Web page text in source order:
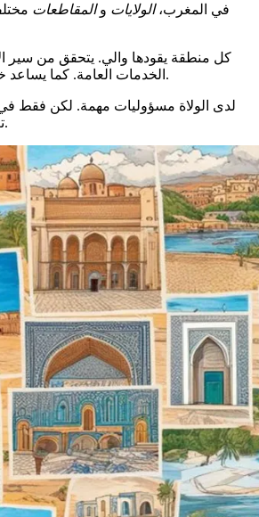
في المغرب،الولايات والمقاطعات
كل منطقة يقودها والي. يتحقق من سير
الخدمات العامة. كما يساعد خدمات الحكومة المحلية.
لدى الولاة مسؤوليات مهمة. لكن فقط
تغيير المنتخبين المحليين.